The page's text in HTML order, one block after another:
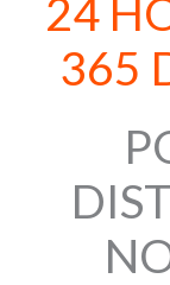
24
365